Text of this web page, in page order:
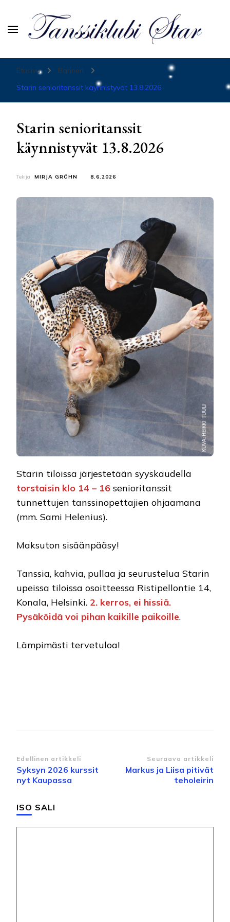
Tanssiurheiluseura Star
Etusivu
Banneri
Starin senioritanssit käynnistyvät 13.8.2026
Starin senioritanssit
käynnistyvät 13.8.2026
Tekijä MIRJA GRÖHN 8.6.2026
Starin tiloissa järjestetään syyskaudella
torstaisin klo 14 – 16 senioritanssit
tunnettujen tanssinopettajien ohjaamana
(mm. Sami Helenius).
Maksuton sisäänpääsy!
Tanssia, kahvia, pullaa ja seurustelua Starin
upeissa tiloissa osoitteessa Ristipellontie 14,
Konala, Helsinki. 2. kerros, ei hissiä.
Pysäköidä voi pihan kaikille paikoille.
Lämpimästi tervetuloa!
Artikkelien
selaus
Edellinen artikkeli
Syksyn 2026 kurssit
nyt Kaupassa
Seuraava artikkeli
Markus ja Liisa pitivät
teholeirin
ISO SALI